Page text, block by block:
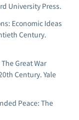
University Press.
Economic Ideas
Century.
Great War
Century. Yale
Peace: The